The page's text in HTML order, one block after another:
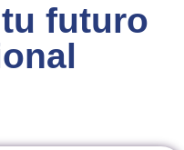
futuro